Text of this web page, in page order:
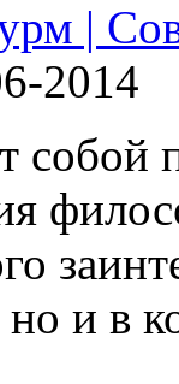
|
2014
собой
и в